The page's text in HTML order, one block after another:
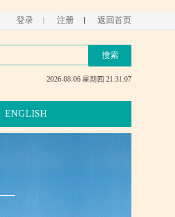
登录 注册 返回首页
2026-08-06 星期四 21:31:07
ENGLISH